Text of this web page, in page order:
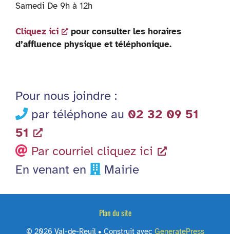
Samedi De 9h à 12h
Cliquez ici
pour consulter les horaires
d’affluence physique et téléphonique.
Pour nous joindre :
par téléphone au 02 32 09 51
51
Par courriel cliquez ici
En venant en
Mairie
Plan du site
© 2026 Val-de-Reuil• Construit avec GeneratePress